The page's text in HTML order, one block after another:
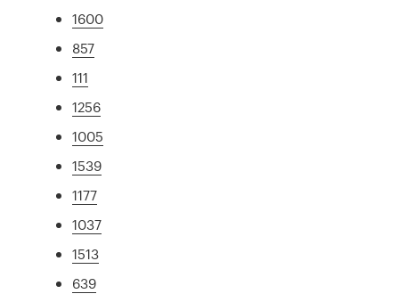
1600
857
111
1256
1005
1539
1177
1037
1513
639